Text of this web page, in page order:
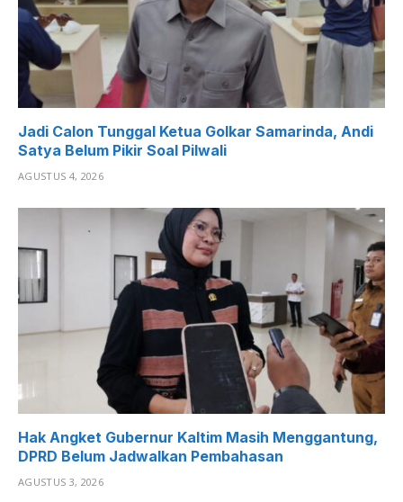
Jadi Calon Tunggal Ketua Golkar Samarinda, Andi
Satya Belum Pikir Soal Pilwali
AGUSTUS 4, 2026
Hak Angket Gubernur Kaltim Masih Menggantung,
DPRD Belum Jadwalkan Pembahasan
AGUSTUS 3, 2026